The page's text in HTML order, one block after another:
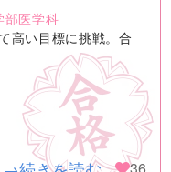
部医学科
高い目標に挑戦。合